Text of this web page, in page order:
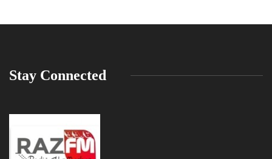
Stay Connected